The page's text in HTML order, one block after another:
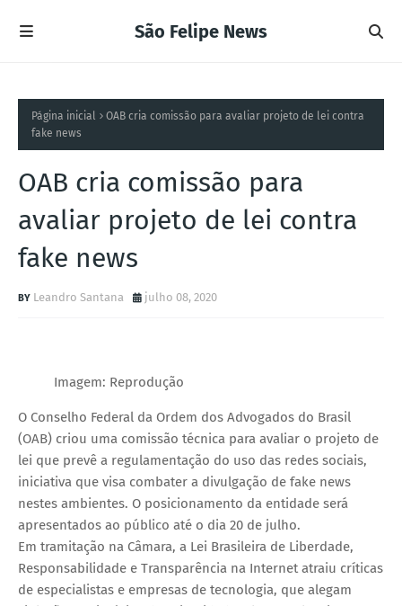
São Felipe News
Página inicial
OAB cria comissão para avaliar projeto de lei contra
fake news
OAB cria comissão para
avaliar projeto de lei contra
fake news
Leandro Santana julho 08, 2020
Imagem: Reprodução
O Conselho Federal da Ordem dos Advogados do Brasil
(OAB) criou uma comissão técnica para avaliar o projeto de
lei que prevê a regulamentação do uso das redes sociais,
iniciativa que visa combater a divulgação de fake news
nestes ambientes. O posicionamento da entidade será
apresentados ao público até o dia 20 de julho.
Em tramitação na Câmara, a Lei Brasileira de Liberdade,
Responsabilidade e Transparência na Internet atraiu críticas
de especialistas e empresas de tecnologia, que alegam